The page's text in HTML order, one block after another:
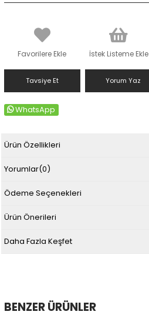
Favorilere Ekle İstek Listeme Ekle
Tavsiye Et Yorum Yaz
WhatsApp
Ürün Özellikleri
Yorumlar(0)
Ödeme Seçenekleri
Ürün Önerileri
Daha Fazla Keşfet
BENZER ÜRÜNLER